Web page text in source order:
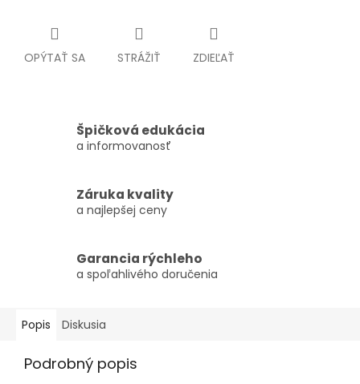
OPÝTAŤ SA STRÁŽIŤ ZDIEĽAŤ
Špičková edukácia
a informovanosť
Záruka kvality
a najlepšej ceny
Garancia rýchleho
a spoľahlivého doručenia
Popis Diskusia
Podrobný popis